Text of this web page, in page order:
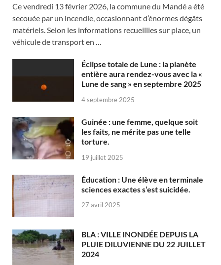
Ce vendredi 13 février 2026, la commune du Mandé a été
secouée par un incendie, occasionnant d’énormes dégâts
matériels. Selon les informations recueillies sur place, un
véhicule de transport en …
Éclipse totale de Lune : la planète
entière aura rendez-vous avec la «
Lune de sang » en septembre 2025
4 septembre 2025
Guinée : une femme, quelque soit
les faits, ne mérite pas une telle
torture.
19 juillet 2025
Éducation : Une élève en terminale
sciences exactes s’est suicidée.
27 avril 2025
BLA : VILLE INONDÉE DEPUIS LA
PLUIE DILUVIENNE DU 22 JUILLET
2024